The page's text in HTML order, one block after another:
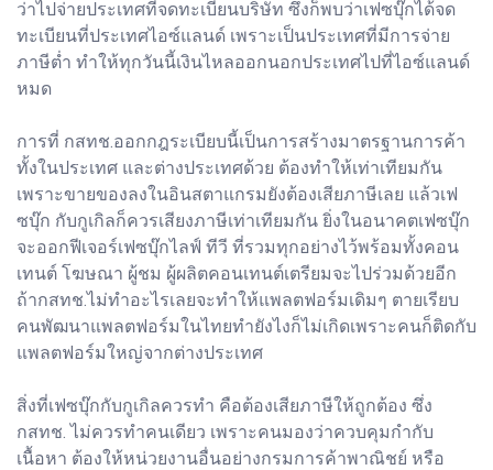
ว่าไปจ่ายประเทศที่จดทะเบียนบริษัท ซึ่งก็พบว่าเฟซบุ๊กได้จด
ทะเบียนที่ประเทศไอซ์แลนด์ เพราะเป็นประเทศที่มีการจ่าย
ภาษีต่ำ ทำให้ทุกวันนี้เงินไหลออกนอกประเทศไปที่ไอซ์แลนด์
หมด
การที่ กสทช.ออกกฎระเบียบนี้เป็นการสร้างมาตรฐานการค้า
ทั้งในประเทศ และต่างประเทศด้วย ต้องทำให้เท่าเทียมกัน
เพราะขายของลงในอินสตาแกรมยังต้องเสียภาษีเลย แล้วเฟ
ซบุ๊ก กับกูเกิลก็ควรเสียงภาษีเท่าเทียมกัน ยิ่งในอนาคตเฟซบุ๊ก
จะออกฟีเจอร์เฟซบุ๊กไลฟ์ ทีวี ที่รวมทุกอย่างไว้พร้อมทั้งคอน
เทนต์ โฆษณา ผู้ชม ผู้ผลิตคอนเทนต์เตรียมจะไปร่วมด้วยอีก
ถ้ากสทช.ไม่ทำอะไรเลยจะทำให้แพลตฟอร์มเดิมๆ ตายเรียบ
คนพัฒนาแพลตฟอร์มในไทยทำยังไงก็ไม่เกิดเพราะคนก็ติดกับ
แพลตฟอร์มใหญ่จากต่างประเทศ
สิ่งที่เฟซบุ๊กกับกูเกิลควรทำ คือต้องเสียภาษีให้ถูกต้อง ซึ่ง
กสทช. ไม่ควรทำคนเดียว เพราะคนมองว่าควบคุมกำกับ
เนื้อหา ต้องให้หน่วยงานอื่นอย่างกรมการค้าพาณิชย์ หรือ